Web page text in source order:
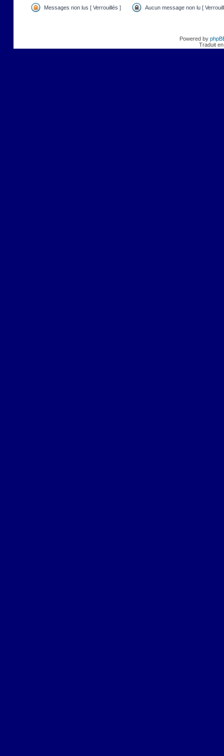
Messages non lus [ Verrouillés ] Aucun message non lu [
Powered by
Traduit